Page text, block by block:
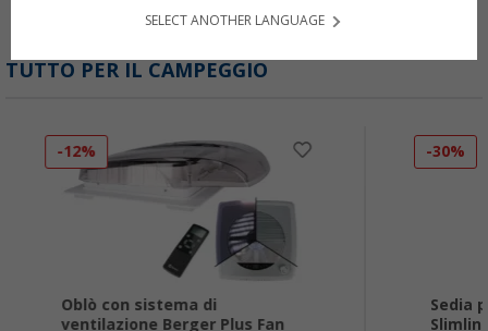
TUTTO PER IL CAMPEGGIO
-12%
Oblò con sistema di
ventilazione Berger Plus Fan
-30%
Sedia
SELECT ANOTHER LANGUAGE